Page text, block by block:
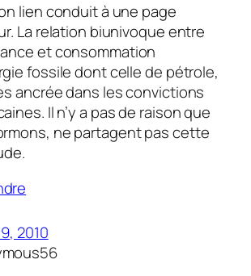
lien conduit à une page
La relation biunivoque entre
et consommation
fossile dont celle de pétrole,
ancrée dans les convictions
Il n’y a pas de raison que
ne partagent pas cette
2010